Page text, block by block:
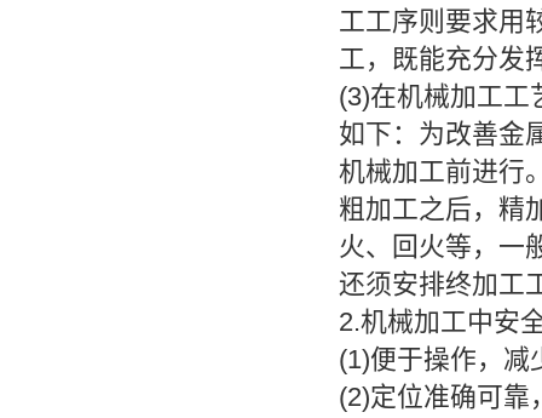
工工序则要求用
工，既能充分发
(3)在机械加工工
如下：为改善金
机械加工前进行
粗加工之后，精
火、回火等，一
还须安排终加工
2.机械加工中安
(1)便于操作，减
(2)定位准确可靠